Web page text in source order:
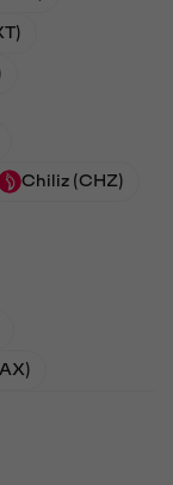
Chiliz (CHZ)